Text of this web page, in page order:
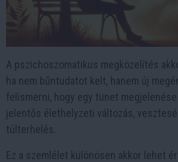
A pszichoszomatikus megközelítés
ha nem bűntudatot kelt, hanem új
felismerni, hogy egy tünet
jelentős élethelyzeti változás,
túlterhelés.
Ez a szemlélet különösen akkor lehet